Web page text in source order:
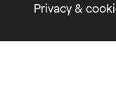
Privacy &